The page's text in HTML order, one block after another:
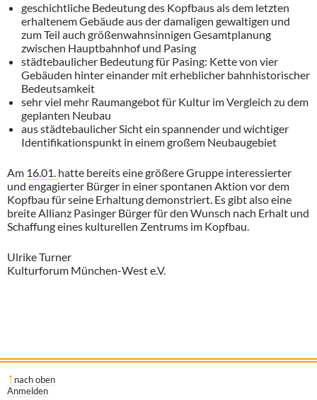
geschichtliche Bedeutung des Kopfbaus als dem letzten
erhaltenem Gebäude aus der damaligen gewaltigen und
zum Teil auch größenwahnsinnigen Gesamtplanung
zwischen Hauptbahnhof und Pasing
städtebaulicher Bedeutung für Pasing: Kette von vier
Gebäuden hinter einander mit erheblicher bahnhistorischer
Bedeutsamkeit
sehr viel mehr Raumangebot für Kultur im Vergleich zu dem
geplanten Neubau
aus städtebaulicher Sicht ein spannender und wichtiger
Identifikationspunkt in einem großem Neubaugebiet
Am 16.01. hatte bereits eine größere Gruppe interessierter
und engagierter Bürger in einer spontanen Aktion vor dem
Kopfbau für seine Erhaltung demonstriert. Es gibt also eine
breite Allianz Pasinger Bürger für den Wunsch nach Erhalt und
Schaffung eines kulturellen Zentrums im Kopfbau.
Ulrike Turner
Kulturforum München-West e.V.
nach oben
Anmelden